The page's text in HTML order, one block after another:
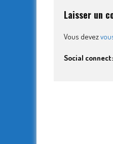
Laisser un
Vous devez
Social connect: